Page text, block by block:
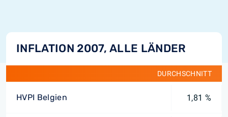
INFLATION 2007, ALLE LÄNDER
DURCHSCHNITT
HVPI Belgien 1,81 %